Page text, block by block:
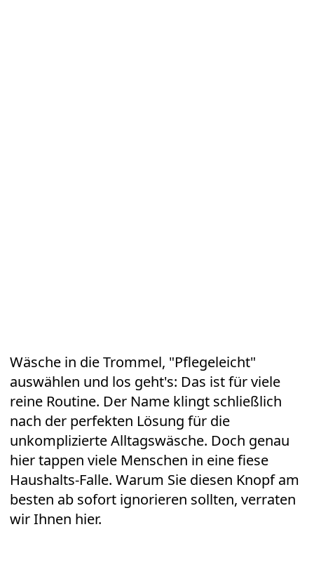
Wäsche in dieTrommel, "Pflegeleicht"
auswählen und los geht's: Das ist für viele
reine Routine. Der Name klingt schließlich
nach der perfekten Lösung für die
unkomplizierte Alltagswäsche. Doch genau
hier tappen viele Menschen in eine fiese
Haushalts-Falle. Warum Sie diesen Knopf am
besten ab sofort ignorieren sollten, verraten
wir Ihnen hier.